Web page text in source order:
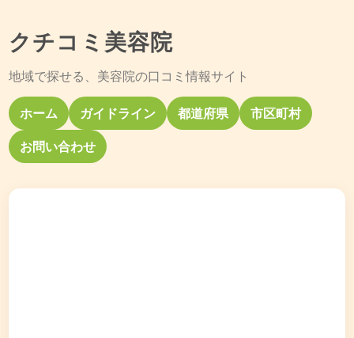
クチコミ美容院
地域で探せる、美容院の口コミ情報サイト
ホーム ガイドライン 都道府県 市区町村
お問い合わせ